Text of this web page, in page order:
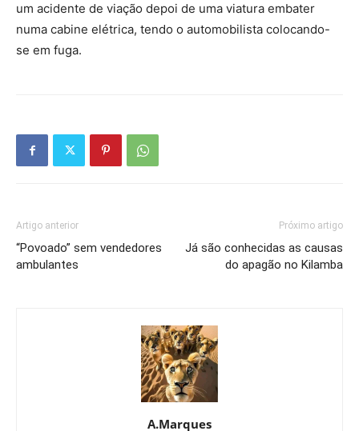
um acidente de viação depoi de uma viatura embater
numa cabine elétrica, tendo o automobilista colocando-
se em fuga.
Artigo anterior
“Povoado” sem vendedores
ambulantes
Próximo artigo
Já são conhecidas as causas
do apagão no Kilamba
A.Marques